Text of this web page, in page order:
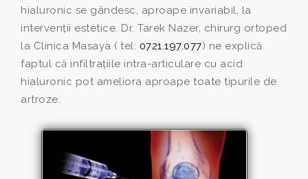
hialuronic se gândesc, aproape invariabil, la
intervenţii estetice. Dr. Tarek Nazer, chirurg ortoped
la Clinica Masaya ( tel: 0721.197.077) ne explică
faptul că infiltraţiile intra-articulare cu acid
hialuronic pot ameliora aproape toate tipurile de
artroze.